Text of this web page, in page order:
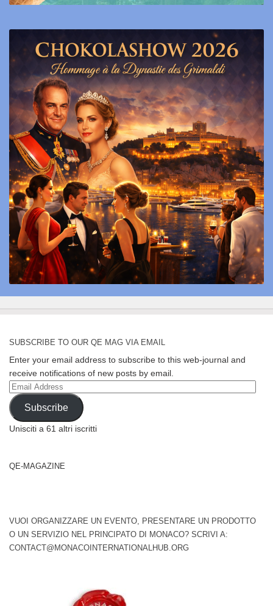
SUBSCRIBE TO OUR QE MAG VIA EMAIL
Enter your email address to subscribe to this web-journal and
receive notifications of new posts by email.
Email
Address
Subscribe
Unisciti a 61 altri iscritti
QE-MAGAZINE
VUOI ORGANIZZARE UN EVENTO, PRESENTARE UN PRODOTTO
O UN SERVIZIO NEL PRINCIPATO DI MONACO? SCRIVI A:
CONTACT@MONACOINTERNATIONALHUB.ORG